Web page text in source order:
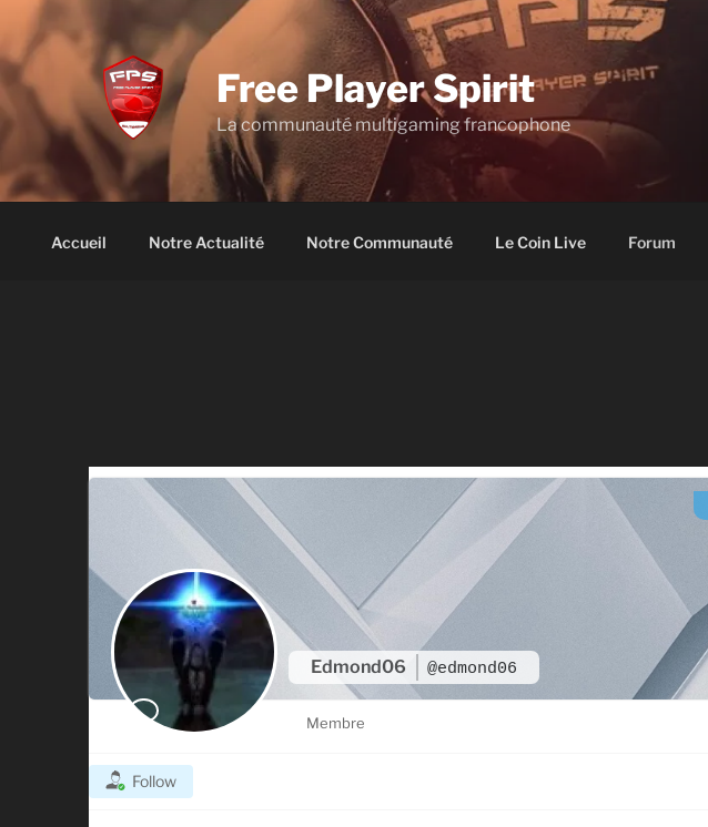
Aller
contenu
principal
Free Player Spirit
La communauté multigaming francophone
Accueil Notre Actualité Notre Communauté Le Coin Live Forum
Edmond06 @edmond06
Membre
Follow